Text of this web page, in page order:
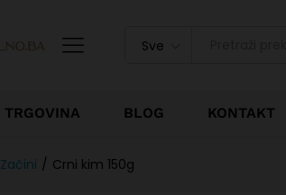
Sve
TRGOVINA BLOG KONTAKT
Začini / Crni kim 150g